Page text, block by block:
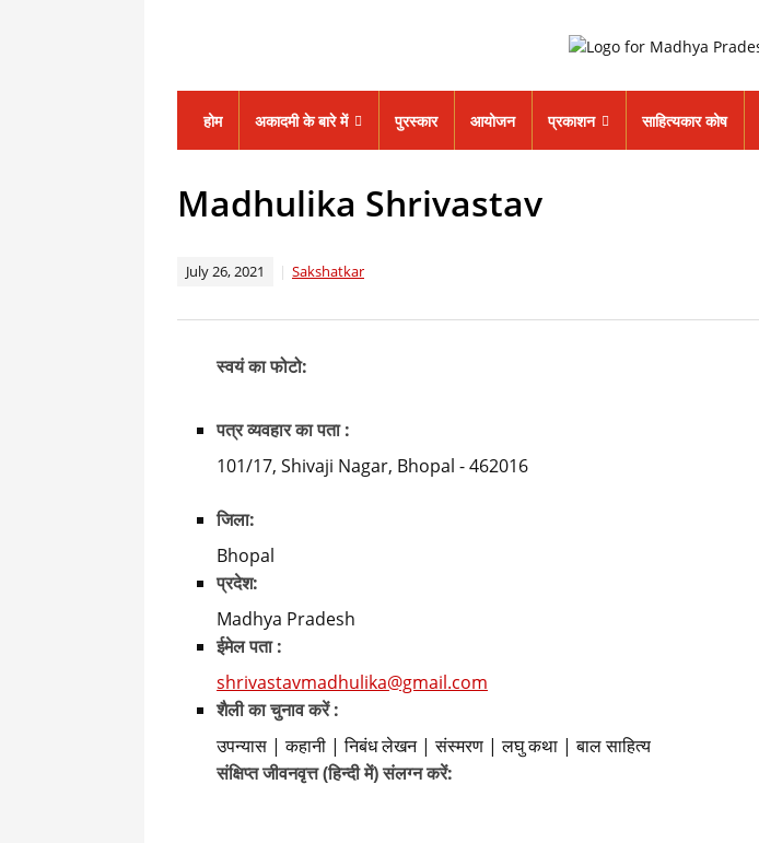
होम अकादमी के बारे में पुरस्कार आयोजन प्रकाशन साहित्यकार कोष
Madhulika Shrivastav
July 26, 2021 Sakshatkar
स्वयं का फोटो:
पत्र व्यवहार का पता :
101/17, Shivaji Nagar, Bhopal - 462016
जिला:
Bhopal
प्रदेश:
Madhya Pradesh
ईमेल पता :
shrivastavmadhulika@gmail.com
शैली का चुनाव करें :
उपन्यास | कहानी | निबंध लेखन | संस्मरण | लघु कथा | बाल साहित्य
संक्षिप्त जीवनवृत्त (हिन्दी में) संलग्न करें: